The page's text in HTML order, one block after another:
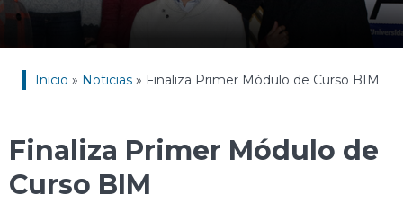
Inicio » Noticias » Finaliza Primer Módulo de Curso BIM
Finaliza Primer Módulo de
Curso BIM